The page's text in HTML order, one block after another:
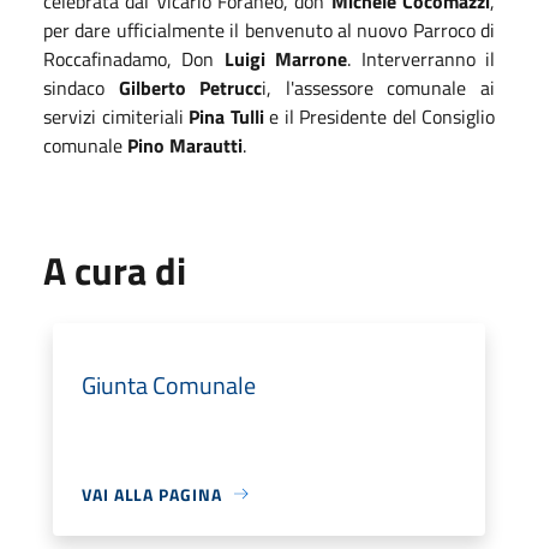
per dare ufficialmente il benvenuto al nuovo Parroco di
Roccafinadamo, Don Luigi Marrone. Interverranno il
sindaco Gilberto Petrucci, l'assessore comunale ai
servizi cimiteriali Pina Tullie il Presidente del Consiglio
comunale Pino Marautti.
A cura di
Giunta Comunale
VAI ALLA PAGINA